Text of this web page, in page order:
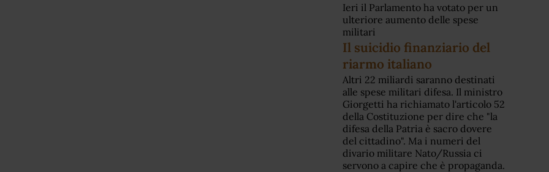
Ieri il Parlamento ha votato per un
ulteriore aumento delle spese
militari
Il suicidio finanziario del
riarmo italiano
Altri 22 miliardi saranno destinati
alle spese militari difesa. Il ministro
Giorgetti ha richiamato l'articolo 52
della Costituzione per dire che "la
difesa della Patria è sacro dovere
del cittadino". Ma i numeri del
divario militare Nato/Russia ci
servono a capire che è propaganda.